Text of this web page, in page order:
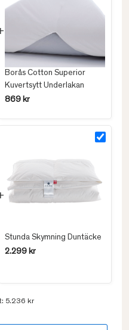
Borås Cotton Superior
Kuvertsytt Underlakan
869 kr
Stunda Skymning Duntäcke
2.299 kr
5.236 kr